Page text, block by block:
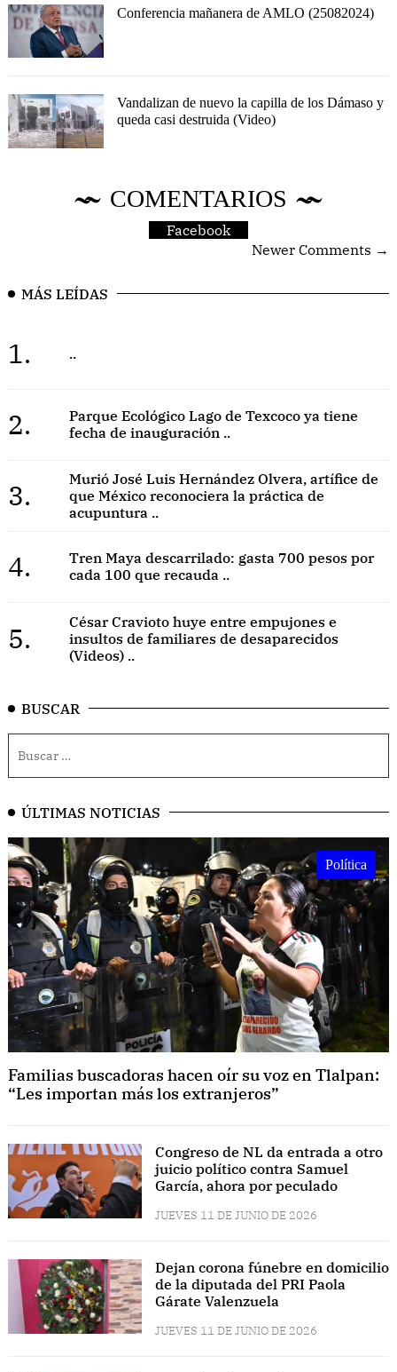
Conferencia mañanera de AMLO (25082024)
Vandalizan de nuevo la capilla de los Dámaso y
queda casi destruida (Video)
COMENTARIOS
Facebook
Newer Comments →
MÁS LEÍDAS
1. ..
2.
Parque Ecológico Lago de Texcoco ya tiene
fecha de inauguración ..
3.
Murió José Luis Hernández Olvera, artífice de
que México reconociera la práctica de
acupuntura ..
4.
Tren Maya descarrilado: gasta 700 pesos por
cada 100 que recauda ..
5.
César Cravioto huye entre empujones e
insultos de familiares de desaparecidos
(Videos) ..
BUSCAR
ÚLTIMAS NOTICIAS
Política
Familias buscadoras hacen oír su voz en Tlalpan:
“Les importan más los extranjeros”
Congreso de NL da entrada a otro
juicio político contra Samuel
García, ahora por peculado
JUEVES 11 DE JUNIO DE 2026
Dejan corona fúnebre en domicilio
de la diputada del PRI Paola
Gárate Valenzuela
JUEVES 11 DE JUNIO DE 2026